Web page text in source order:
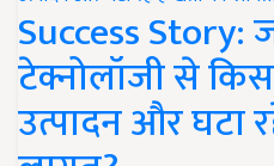
Success Story:
टेक्नोलॉजी से
उत्पादन और घटा